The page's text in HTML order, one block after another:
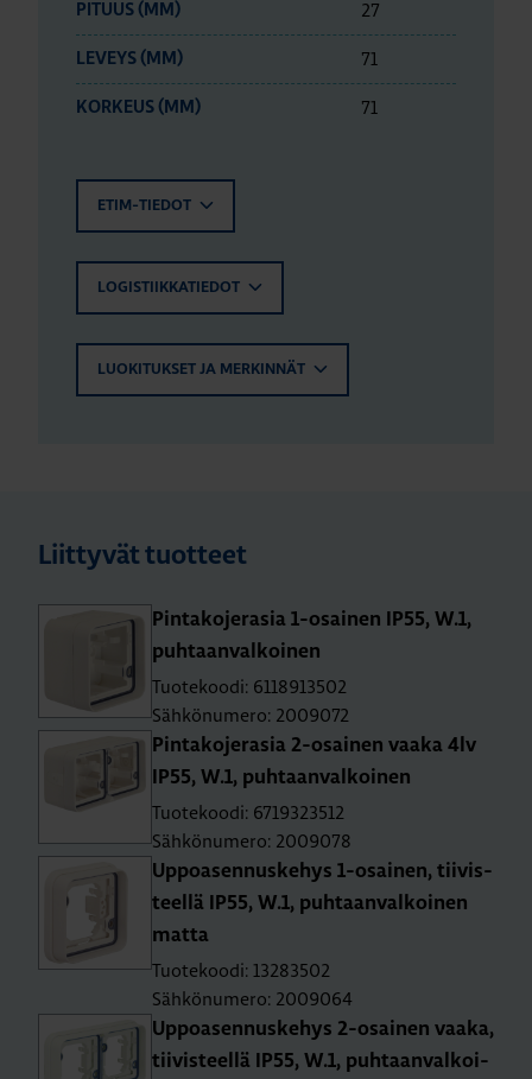
PITUUS (MM) 27
LEVEYS (MM) 71
KORKEUS (MM) 71
ETIM-TIEDOT
LOGISTIIKKATIEDOT
LUOKITUKSET JA MERKINNÄT
Liittyvät tuotteet
Pin­ta­ko­je­ra­sia 1-osai­nen IP55, W.1,
puh­taan­val­koi­nen
Tuotekoodi: 6118913502
Sähkönumero: 2009072
Pin­ta­ko­je­ra­sia 2-osai­nen vaaka 4lv
IP55, W.1, puh­taan­val­koi­nen
Tuotekoodi: 6719323512
Sähkönumero: 2009078
Up­poa­sen­nus­ke­hys 1-osai­nen, tii­vis­
teel­lä IP55, W.1, puh­taan­val­koi­nen
matta
Tuotekoodi: 13283502
Sähkönumero: 2009064
Up­poa­sen­nus­ke­hys 2-osai­nen vaaka,
tii­vis­teel­lä IP55, W.1, puh­taan­val­koi­